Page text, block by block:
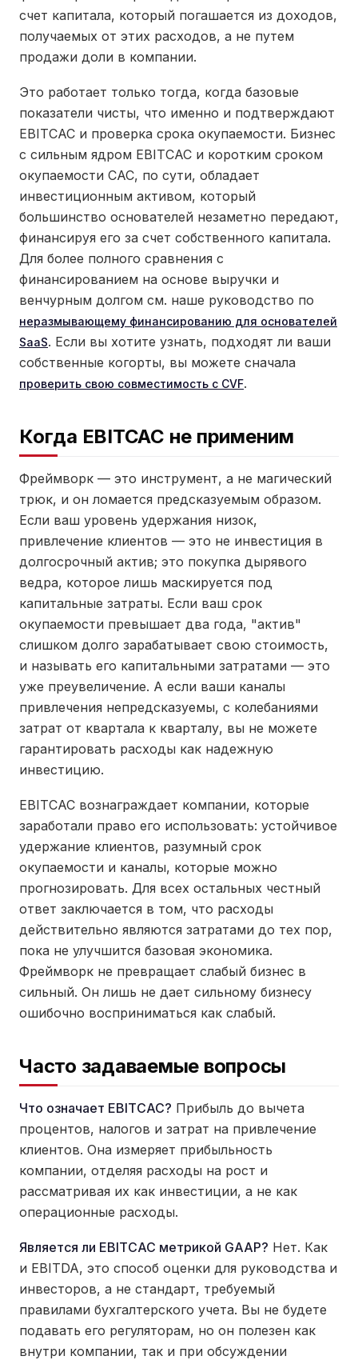
счет капитала, который погашается из доходов,
получаемых от этих расходов, а не путем
продажи доли в компании.
Это работает только тогда, когда базовые
показатели чисты, что именно и подтверждают
EBITCAC и проверка срока окупаемости. Бизнес
с сильным ядром EBITCAC и коротким сроком
окупаемости CAC, по сути, обладает
инвестиционным активом, который
большинство основателей незаметно передают,
финансируя его за счет собственного капитала.
Для более полного сравнения с
финансированием на основе выручки и
венчурным долгом см. наше руководство по
неразмывающему финансированию для основателей
SaaS. Если вы хотите узнать, подходят ли ваши
собственные когорты, вы можете сначала
проверить свою совместимость с CVF.
Когда EBITCAC не применим
Фреймворк — это инструмент, а не магический
трюк, и он ломается предсказуемым образом.
Если ваш уровень удержания низок,
привлечение клиентов — это не инвестиция в
долгосрочный актив; это покупка дырявого
ведра, которое лишь маскируется под
капитальные затраты. Если ваш срок
окупаемости превышает два года, "актив"
слишком долго зарабатывает свою стоимость,
и называть его капитальными затратами — это
уже преувеличение. А если ваши каналы
привлечения непредсказуемы, с колебаниями
затрат от квартала к кварталу, вы не можете
гарантировать расходы как надежную
инвестицию.
EBITCAC вознаграждает компании, которые
заработали право его использовать: устойчивое
удержание клиентов, разумный срок
окупаемости и каналы, которые можно
прогнозировать. Для всех остальных честный
ответ заключается в том, что расходы
действительно являются затратами до тех пор,
пока не улучшится базовая экономика.
Фреймворк не превращает слабый бизнес в
сильный. Он лишь не дает сильному бизнесу
ошибочно восприниматься как слабый.
Часто задаваемые вопросы
Что означает EBITCAC? Прибыль до вычета
процентов, налогов и затрат на привлечение
клиентов. Она измеряет прибыльность
компании, отделяя расходы на рост и
рассматривая их как инвестиции, а не как
операционные расходы.
Является ли EBITCAC метрикой GAAP? Нет. Как
и EBITDA, это способ оценки для руководства и
инвесторов, а не стандарт, требуемый
правилами бухгалтерского учета. Вы не будете
подавать его регуляторам, но он полезен как
внутри компании, так и при обсуждении